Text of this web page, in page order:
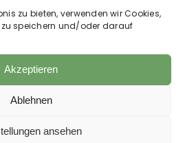
zu bieten, verwenden wir Cookies,
speichern und/oder darauf
Akzeptieren
Ablehnen
ansehen
Kentucky Horsewear
– Reitsportsocken
zzgl.Versandkosten